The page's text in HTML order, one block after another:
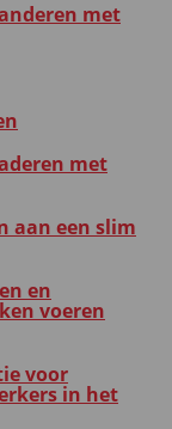
met
met
aan een slim
en
voeren
voor
in het